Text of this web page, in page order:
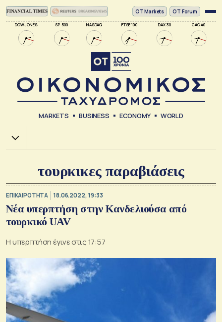
DOW JONES SP 500 NASDAQ FTSE 100 DAX 30 CAC 40
ΟΤ Markets OT Forum
MARKETS BUSINESS ECONOMY WORLD
Χ.Α.
τουρκικες παραβιάσεις
ΕΠΙΚΑΙΡΟΤΗΤΑ 18.06.2022, 19:33
Νέα υπερπτήση στην Κανδελιούσα από
τουρκικό UAV
Η υπερπτήση έγινε στις 17:57